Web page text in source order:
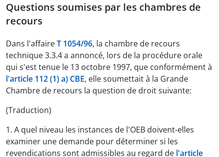
Questions soumises par les chambres de
recours
Dans l'affaireT 1054/96, la chambre de recours
technique 3.3.4 a annoncé, lors de la procédure orale
qui s'est tenue le 13 octobre 1997, que conformément à
l'article 112 (1) a) CBE, elle soumettait à la Grande
Chambre de recours la question de droit suivante:
(Traduction)
1. A quel niveau les instances de l'OEB doivent-elles
examiner une demande pour déterminer si les
revendications sont admissibles au regard de l'article